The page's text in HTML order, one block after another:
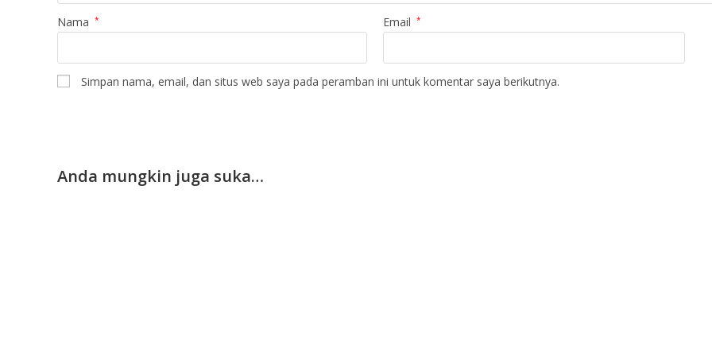
Nama * Email *
Simpan nama, email, dan situs web saya pada peramban ini untuk komentar saya berikutnya.
Anda mungkin juga suka…